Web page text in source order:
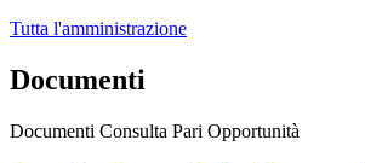
Tutta l'amministrazione
Documenti
Documenti Consulta Pari Opportunità